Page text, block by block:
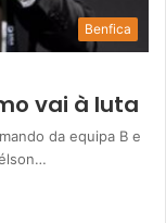
Benfica
vai à luta
da equipa B e